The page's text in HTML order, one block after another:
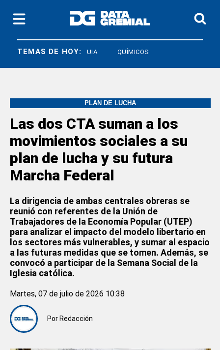
TEMAS DE HOY:
SOECRA UIA QUÍMICOS
PLAN DE LUCHA
Las dos CTA suman a los
movimientos sociales a su
plan de lucha y su futura
Marcha Federal
La dirigencia de ambas centrales obreras se
reunió con referentes de la Unión de
Trabajadores de la Economía Popular (UTEP)
para analizar el impacto del modelo libertario en
los sectores más vulnerables, y sumar al espacio
a las futuras medidas que se tomen. Además, se
convocó a participar de la Semana Social de la
Iglesia católica.
Por Redacción
Martes, 07 de julio de 2026 10:38